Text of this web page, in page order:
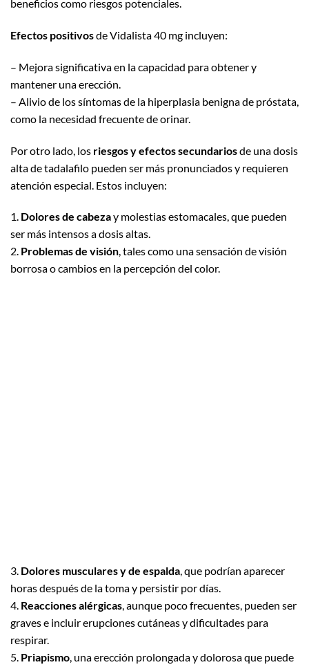
beneficios como riesgos potenciales.
Efectos positivosde Vidalista 40 mg incluyen:
– Mejora significativa en la capacidad para obtener y
mantener una erección.
– Alivio de los síntomas de la hiperplasia benigna de próstata,
como la necesidad frecuente de orinar.
Por otro lado, los riesgos y efectos secundariosde una dosis
alta de tadalafilo pueden ser más pronunciados y requieren
atención especial. Estos incluyen:
1. Dolores de cabezay molestias estomacales, que pueden
ser más intensos a dosis altas.
2. Problemas de visión, tales como una sensación de visión
borrosa o cambios en la percepción del color.
3. Dolores musculares y de espalda, que podrían aparecer
horas después de la toma y persistir por días.
4. Reacciones alérgicas, aunque poco frecuentes, pueden ser
graves e incluir erupciones cutáneas y dificultades para
respirar.
5. Priapismo, una erección prolongada y dolorosa que puede